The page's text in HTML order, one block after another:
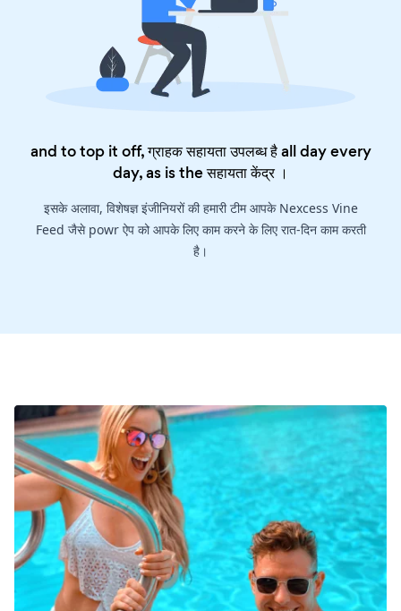
and to top it off, ग्राहक सहायता उपलब्ध है all day every
day, as is theसहायता केंद्र।
इसके अलावा, विशेषज्ञ इंजीनियरों की हमारी टीम आपके Nexcess Vine
Feed जैसे powr ऐप को आपके लिए काम करने के लिए रात-दिन काम करती
है।